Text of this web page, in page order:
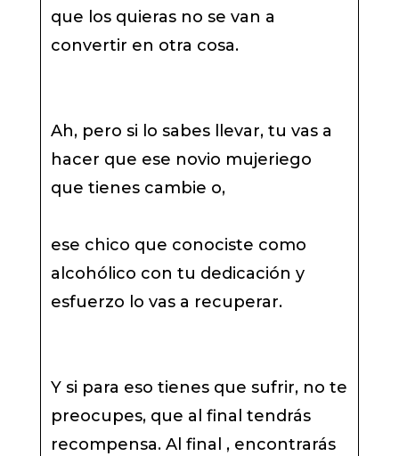
que los quieras no se van a
convertir en otra cosa.
Ah, pero si lo sabes llevar, tu vas a
hacer que ese novio mujeriego
que tienes cambie o,
ese chico que conociste como
alcohólico con tu dedicación y
esfuerzo lo vas a recuperar.
Y si para eso tienes que sufrir, no te
preocupes, que al final tendrás
recompensa. Al final , encontrarás